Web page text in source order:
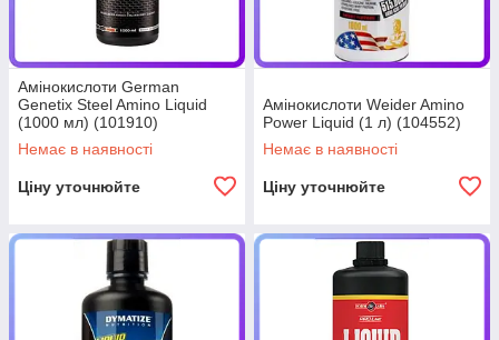
Амінокислоти German
Genetix Steel Amino Liquid
(1000 мл) (101910)
Немає в наявності
Ціну уточнюйте
Амінокислоти Weider Amino
Power Liquid (1 л) (104552)
Немає в наявності
Ціну уточнюйте